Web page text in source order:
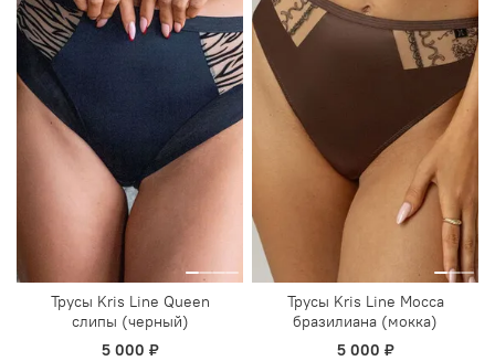
Трусы Kris Line Queen
слипы (черный)
5 000 ₽
Трусы Kris Line Mocca
бразилиана (мокка)
5 000 ₽